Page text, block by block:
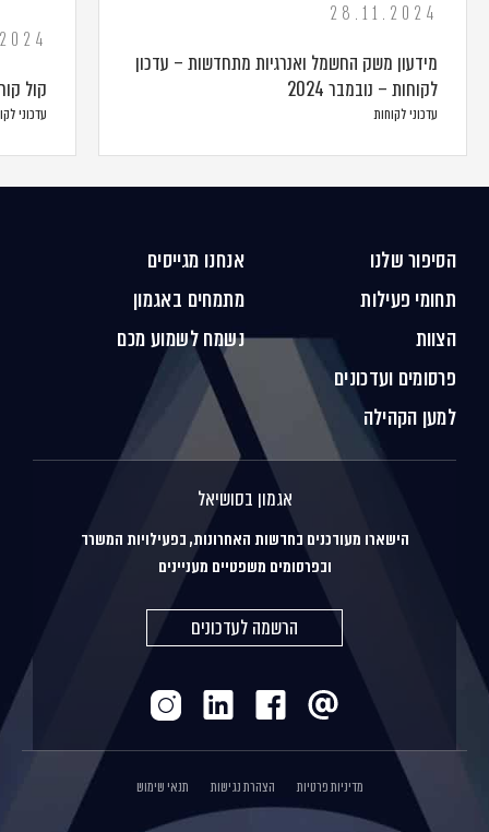
28.11.2024
מידעון משק החשמל ואנרגיות מתחדשות – עדכון
לקוחות – נובמבר 2024
עדכוני לקוחות
קול
עדכוני
הסיפור שלנו
תחומי פעילות
הצוות
פרסומים ועדכונים
למען הקהילה
אנחנו מגייסים
מתמחים באגמון
נשמח לשמוע מכם
אגמון בסושיאל
הישארו מעודכנים בחדשות האחרונות, בפעילויות המשרד
ובפרסומים משפטיים מעניינים
הרשמה לעדכונים
מדיניות פרטיות הצהרת נגישות תנאי שימוש